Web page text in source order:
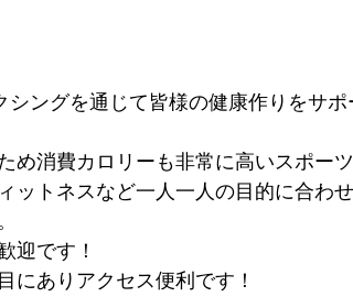
ングを通じて皆様の健康作りをサ
め消費カロリーも非常に高いスポーツ
ットネスなど一人一人の目的に合わ
迎です！
にありアクセス便利です！